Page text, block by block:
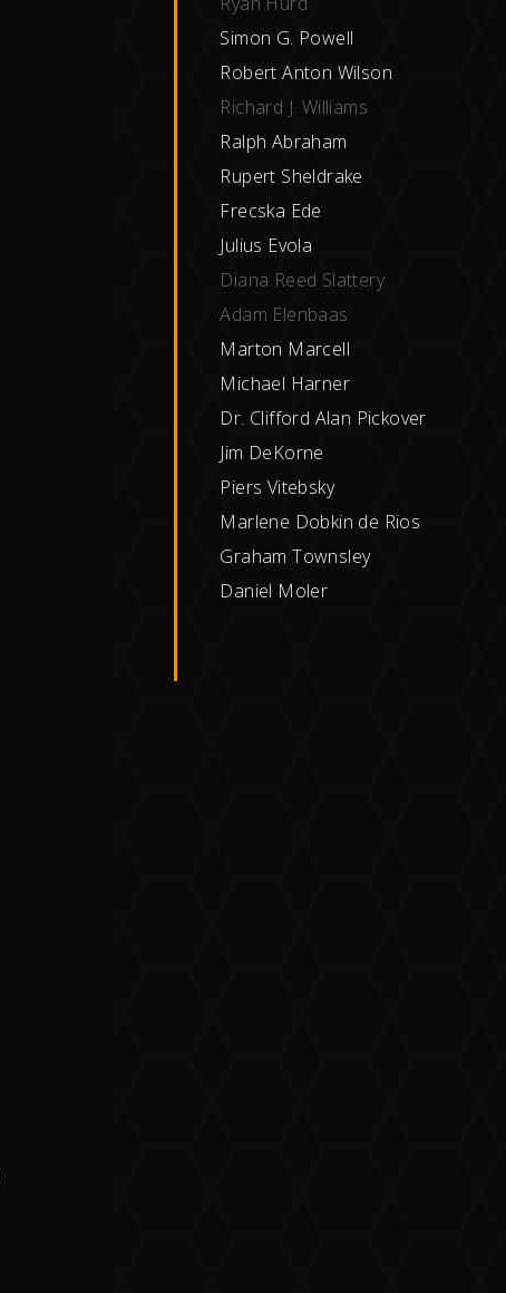
Simon G. Powell
Robert Anton Wilson
Richard J. Williams
Ralph Abraham
Rupert Sheldrake
Frecska Ede
Julius Evola
Diana Reed Slattery
Adam Elenbaas
Marton Marcell
Michael Harner
Dr. Clifford Alan Pickover
Jim DeKorne
Piers Vitebsky
Marlene Dobkin de Rios
Graham Townsley
Daniel Moler